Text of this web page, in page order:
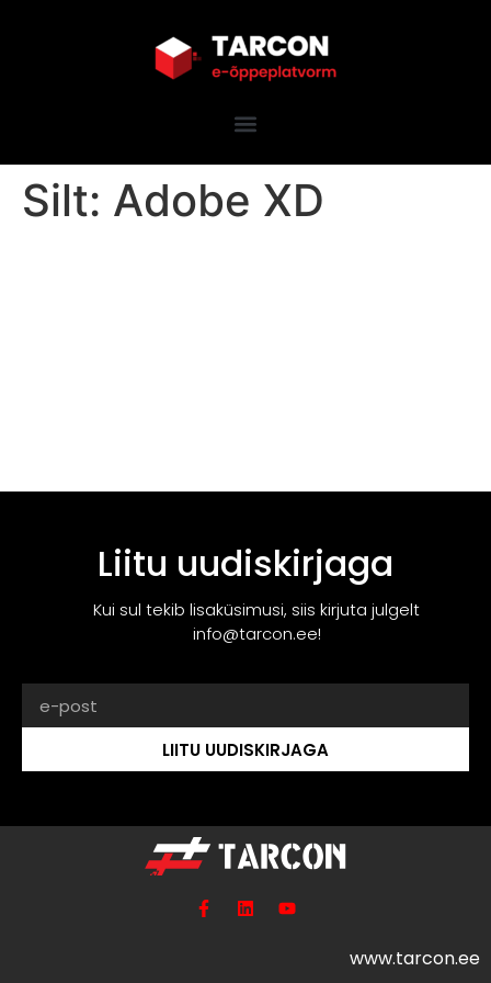
Silt: Adobe XD
Liitu uudiskirjaga
Kui sul tekib lisaküsimusi, siis kirjuta julgelt
info@tarcon.ee!
LIITU UUDISKIRJAGA
www.tarcon.ee